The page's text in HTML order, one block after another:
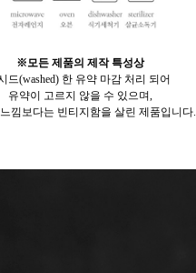
※모든 제품의 제작 특성상
드(washed) 한 유약 마감 처리 되어
유약이 고르지 않을 수 있으며,
낌보다는 빈티지함을 살린 제품입니다.